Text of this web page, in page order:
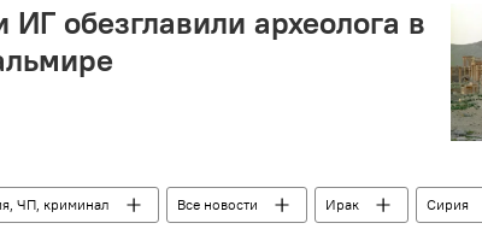
обезглавили археолога в
ЧП, криминал Все новости Ирак
Сирия